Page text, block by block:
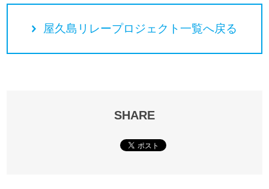
屋久島リレープロジェクト一覧へ戻る
SHARE